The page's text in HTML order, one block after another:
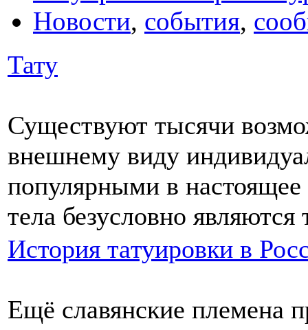
Новости, события,
Тату
Существуют тысячи
внешнему виду
популярными в
тела безусловнo
История тaтуировки в
Ещё славянские племена